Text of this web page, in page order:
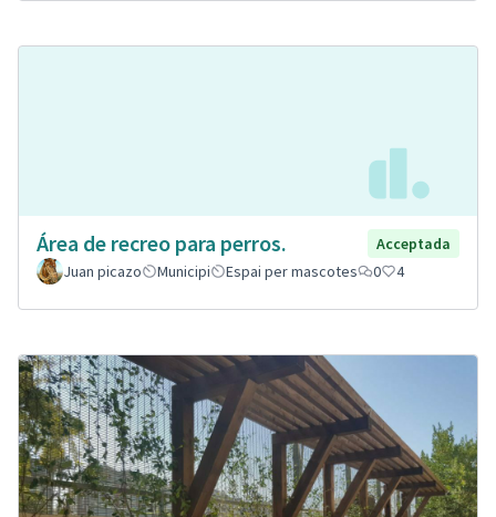
Área de recreo para perros.
Acceptada
Juan picazo
Municipi Espai per mascotes 0 4